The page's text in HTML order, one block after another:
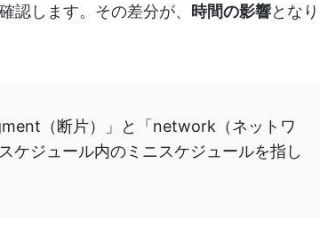
認します。その差分が、 時間の影響となり
（断片）」と「network（ネットワ
ケジュール内のミニスケジュールを指し